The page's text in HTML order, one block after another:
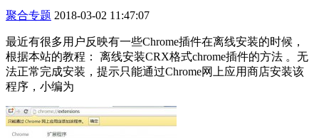
聚合专题 2018-03-02 11:47:07
最近有很多用户反映有一些Chrome插件在离线安装的时候，
根据本站的教程： 离线安装CRX格式chrome插件的方法 。无
法正常完成安装，提示只能通过Chrome网上应用商店安装该
程序，小编为